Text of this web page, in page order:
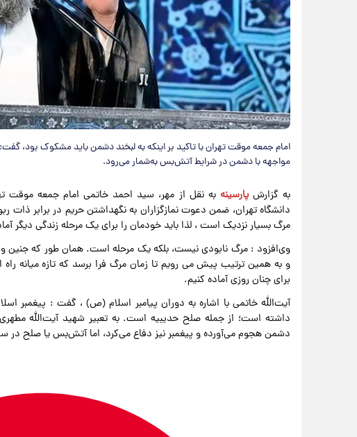
امام جمعه موقت تهران با تاکید بر اینکه به لبخند دشمن باید مشکوک بود،
مواجهه با دشمن در شرایط آتش‌بس به‌شمار می‌رود.
به گزارش پارسینه به نقل از مهر، سید احمد خاتمی امام جمعه موقت
دانشگاه تهران، ضمن دعوت نمازگزاران به نگهداشتن حریم در برابر ذات
مرگ بسیار نزدیک است ، لذا باید خودمان را برای یک مرحله زندگی دیگر
وی‌افزود : مرگ نابودی نیست، بلکه یک مرحله است. همان طور که جنین
و به همین ترتیب پیش می رویم تا زمان مرگ فرا برسد که تازه میانه
برای چنان روزی آماده کنیم.
آیت‌الله خاتمی با اشاره به دوران پیامبر اسلام (ص) ، گفت :
داشته است؛ از جمله صلح حدیبیه است. به تعبیر شهید آیت‌الله
دشمن هجوم می‌آورده و پیغمبر نیز دفاع می‌کرد، اما آتش‌بس یا صلح در